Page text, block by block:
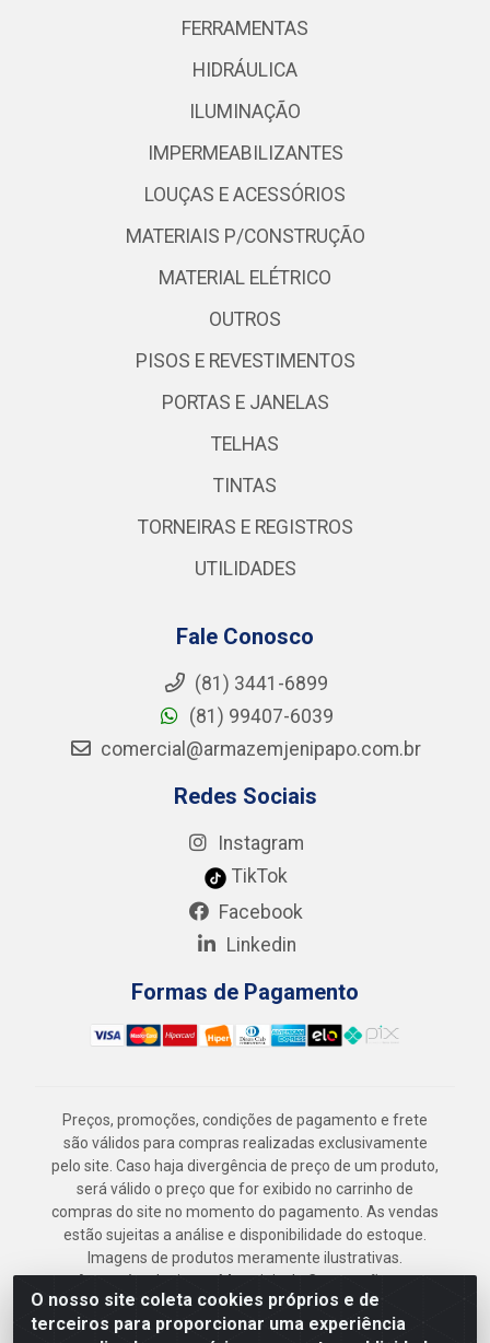
O nosso site coleta cookies próprios e de
terceiros para proporcionar uma experiência
FERRAMENTAS
HIDRÁULICA
ILUMINAÇÃO
IMPERMEABILIZANTES
LOUÇAS E ACESSÓRIOS
MATERIAIS P/CONSTRUÇÃO
MATERIAL ELÉTRICO
OUTROS
PISOS E REVESTIMENTOS
PORTAS E JANELAS
TELHAS
TINTAS
TORNEIRAS E REGISTROS
UTILIDADES
Fale Conosco
(81) 3441-6899
(81) 99407-6039
comercial@armazemjenipapo.com.br
Redes Sociais
Instagram
TikTok
Facebook
Linkedin
Formas de Pagamento
Preços, promoções, condições de pagamento e frete
são válidos para compras realizadas exclusivamente
pelo site. Caso haja divergência de preço de um produto,
será válido o preço que for exibido no carrinho de
compras do site no momento do pagamento. As vendas
estão sujeitas a análise e disponibilidade do estoque.
Imagens de produtos meramente ilustrativas.
Armazém Jenipapo Materiais de Construção em
Geral LTDA - Rua das Flores, 2691 - Guabiraba,
Recife/PE - CEP 52.291-630 - CNPJ